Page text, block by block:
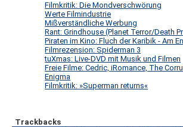
Filmkritik: Die Mondverschwörung
Werte Filmindustrie
Mißverständliche Werbung
Rant: Grindhouse (Planet Terror/Death
Piraten im Kino: Fluch der Karibik - Am
Filmrezension: Spiderman 3
tuXmas: Live-DVD mit Musik und Filmen
Freie Filme: Cedric, iRomance, The
Enigma
Filmkritik: »Superman returns«
Trackbacks